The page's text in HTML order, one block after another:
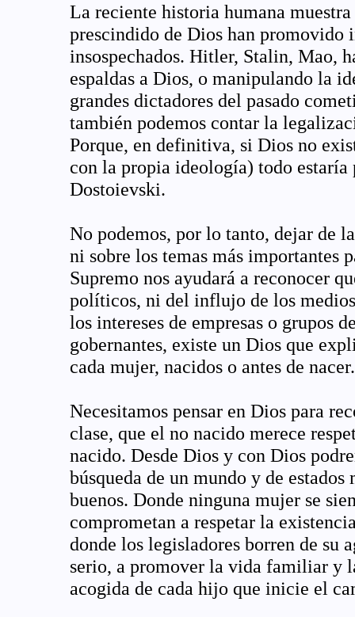
La reciente historia humana
prescindido de Dios han
insospechados. Hitler, Stalin, Mao,
espaldas a Dios, o manipulando la
grandes dictadores del pasado
también podemos contar la
Porque, en definitiva, si Dios no
con la propia ideología) todo
Dostoievski.
No podemos, por lo tanto, dejar de
ni sobre los temas más importantes
Supremo nos ayudará a reconocer
políticos, ni del influjo de los
los intereses de empresas o grupos
gobernantes, existe un Dios que
cada mujer, nacidos o antes de nacer.
Necesitamos pensar en Dios para
clase, que el no nacido merece
nacido. Desde Dios y con Dios
búsqueda de un mundo y de
buenos. Donde ninguna mujer se
comprometan a respetar la
donde los legisladores borren de su
serio, a promover la vida familiar y
acogida de cada hijo que inicie el